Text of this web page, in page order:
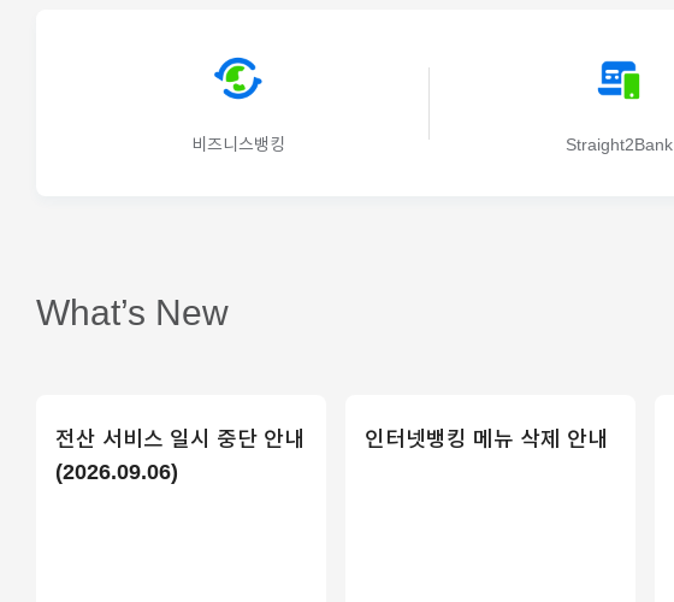
비즈니스뱅킹 Straight2Bank
What’s New
전산 서비스 일시 중단 안내
(2026.09.06)
인터넷뱅킹 메뉴 삭제 안내